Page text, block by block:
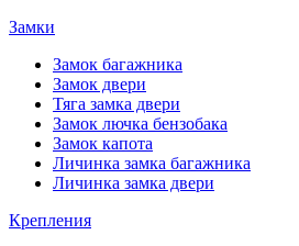
Замки
Замок багажника
Замок двери
Тяга замка двери
Замок лючка бензобака
Замок капота
Личинка замка багажника
Личинка замка двери
Крепления